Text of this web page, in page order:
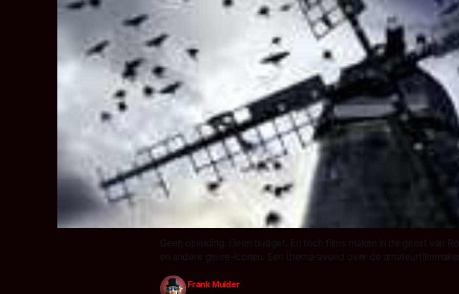
Geen opleiding. Geen budget. En tóch films maken in de geest van
en andere genre-iconen. Een thema-avond over de
Frank Mulder